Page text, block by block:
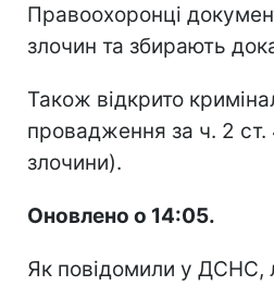
Правоохоронці
злочин та збирають
Також відкрито
провадження за ч. 2 ст.
злочини).
Оновлено о 14:05.
Як повідомили у ДСНС,